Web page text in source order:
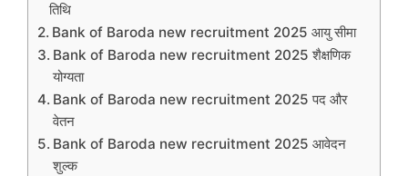
तिथि
Bank of Baroda new recruitment 2025 आयु सीमा
Bank of Baroda new recruitment 2025 शैक्षणिक
योग्यता
Bank of Baroda new recruitment 2025 पद और
वेतन
Bank of Baroda new recruitment 2025 आवेदन
शुल्क